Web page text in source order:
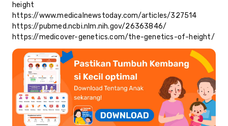
height
https://www.medicalnewstoday.com/articles/327514
https://pubmed.ncbi.nlm.nih.gov/26363846/
https://medicover-genetics.com/the-genetics-of-height/